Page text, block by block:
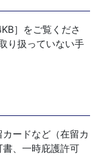
］をご覧くださ
り扱っていない手
ードなど（在留カ
、一時庇護許可